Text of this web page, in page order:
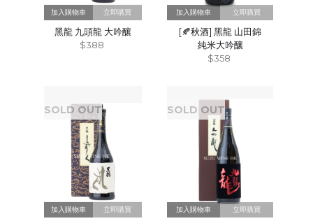
立即購買
黑龍 九頭龍 大吟釀
$388
立即購買
[🍂秋酒] 黑龍 山田錦
純米大吟釀
$358
SOLD OUT
立即購買
SOLD OUT
立即購買